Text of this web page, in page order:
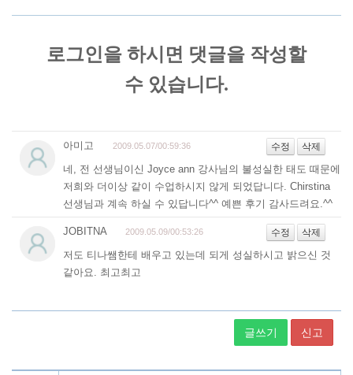
글쓰기 신고